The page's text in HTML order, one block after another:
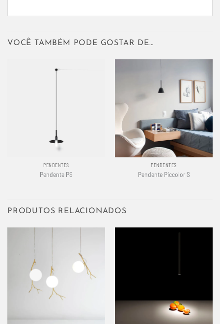
VOCÊ TAMBÉM PODE GOSTAR DE…
PENDENTES
Pendente PS
PENDENTES
Pendente Piccolor S
PRODUTOS RELACIONADOS